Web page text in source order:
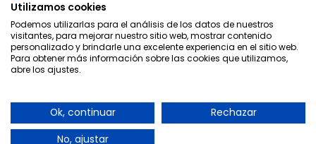
CONTACTO
BOLETÍN
Utilizamos cookies
Podemos utilizarlas para el análisis de los datos de nuestros
visitantes, para mejorar nuestro sitio web, mostrar contenido
personalizado y brindarle una excelente experiencia en el sitio web.
Para obtener más información sobre las cookies que utilizamos,
abre los ajustes.
Ok, continuar
Rechazar
No, ajustar